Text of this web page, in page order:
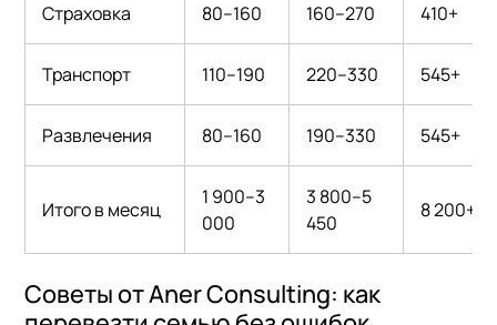
Страховка 80–160 160–270 410+
Транспорт 110–190 220–330 545+
Развлечения 80–160 190–330 545+
Итого в месяц
1 900–3
000
3 800–5
450
8 200+
Советы от Aner Consulting: как